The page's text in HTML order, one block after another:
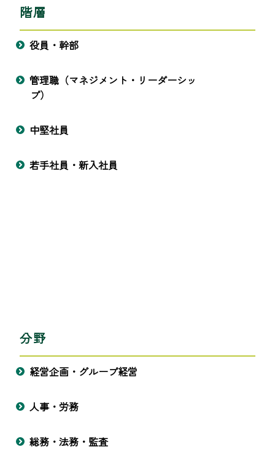
階層
役員・幹部
管理職（マネジメント・リーダーシッ
プ）
中堅社員
若手社員・新入社員
分野
経営企画・グループ経営
人事・労務
総務・法務・監査